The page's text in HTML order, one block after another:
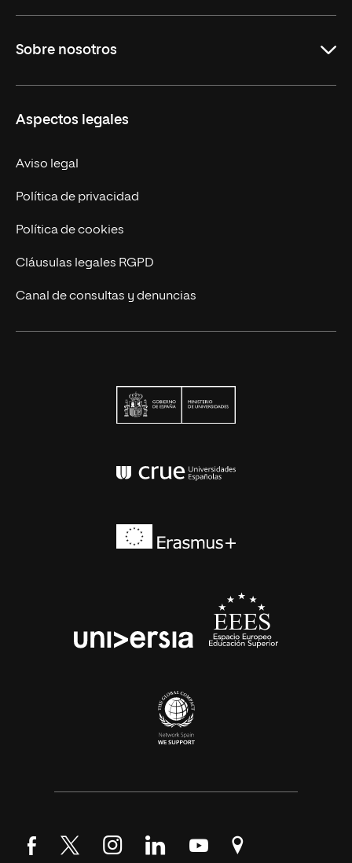
Formación Continua
Sobre nosotros
Trabaja en UNIR
Actualidad
Contáctanos
Aspectos legales
Aviso legal
Política de privacidad
Política de cookies
Cláusulas legales RGPD
Canal de consultas y denuncias
Síguenos en Facebook
Síguenos en Twitter
Síguenos en Instagram
Síguenos en LinkedIn
Síguenos en YouTube
Encuéntranos en